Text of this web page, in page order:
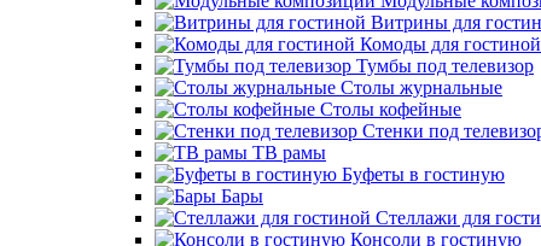
Витрины для
Комоды для гостиной
Тумбы под телевизор
Столы журнальные
Столы кофейные
Стенки под
ТВ рамы
Буфеты в гостиную
Бары
Стеллажи для
Консоли в гостиную